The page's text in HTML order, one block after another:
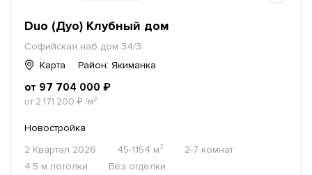
Duo (Дуо) Клубный дом
Софийская наб дом 34/3
Карта
Район: Якиманка
от 97 704 000 ₽
от 2 171 200 ₽/м²
Новостройка
2 Квартал 2026
45-1154 м²
2-7 комнат
4.5 м потолки
Без отделки